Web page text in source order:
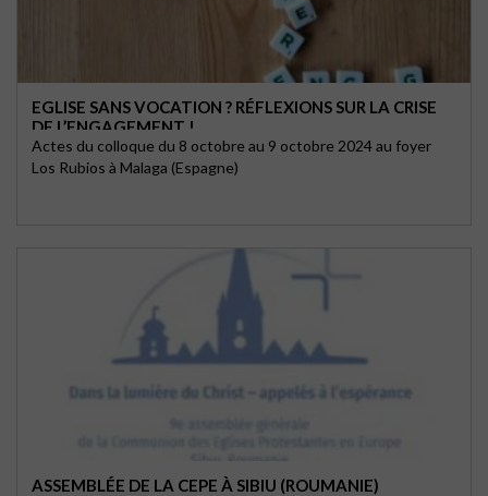
EGLISE SANS VOCATION ? RÉFLEXIONS SUR LA CRISE
DE L’ENGAGEMENT !
Actes du colloque du 8 octobre au 9 octobre 2024 au foyer
Los Rubios à Malaga (Espagne)
ASSEMBLÉE DE LA CEPE À SIBIU (ROUMANIE)